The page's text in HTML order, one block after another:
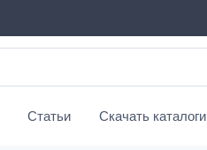
Статьи Скачать каталоги